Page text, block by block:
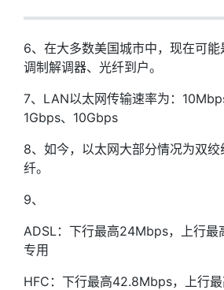
6、在大多数美国城市中，现在可能
调制解调器、光纤到户。
7、LAN以太网传输速率为：
1Gbps、10Gbps
8、如今，以太网大部分情况为双
纤。
9、
ADSL：下行最高24Mbps，上行
专用
HFC：下行最高42.8Mbps，上行